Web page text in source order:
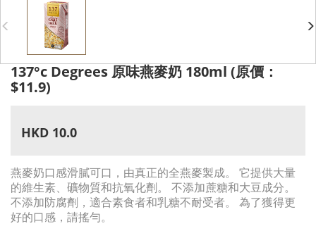
137°c Degrees 原味燕麥奶 180ml (原價：
$11.9)
HKD 10.0
燕麥奶口感滑膩可口，由真正的全燕麥製成。 它提供大量
的維生素、礦物質和抗氧化劑。 不添加蔗糖和大豆成分。
不添加防腐劑，適合素食者和乳糖不耐受者。 為了獲得更
好的口感，請搖勻。